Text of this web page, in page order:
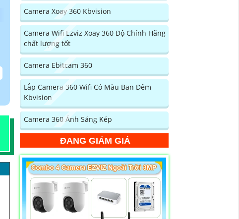
Camera Xoay 360 Kbvision
Camera Wifi Ezviz Xoay 360 Độ Chính Hãng
chất lượng tốt
Camera Ebitcam 360
Lắp Camera 360 Wifi Có Màu Ban Đêm
Kbvision
Camera 360 Ánh Sáng Kép
ĐANG GIẢM GIÁ